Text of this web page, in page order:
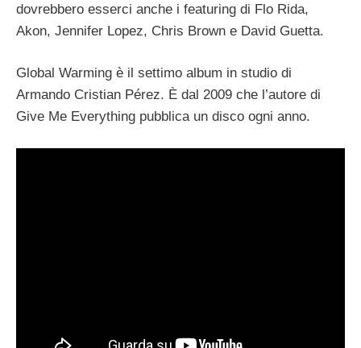
dovrebbero esserci anche i featuring di Flo Rida,
Akon, Jennifer Lopez, Chris Brown e David Guetta.
Global Warming è il settimo album in studio di
Armando Cristian Pérez. È dal 2009 che l’autore di
Give Me Everything pubblica un disco ogni anno.